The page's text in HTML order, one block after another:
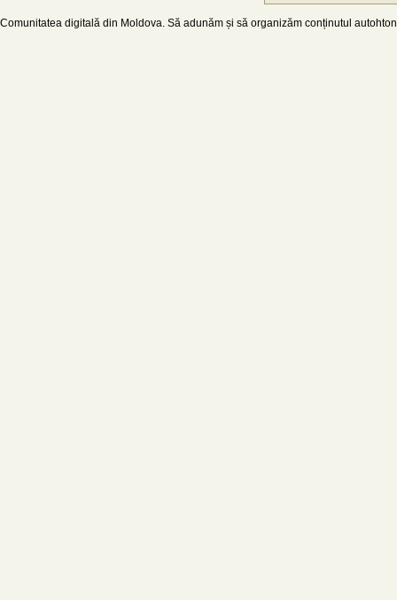
Comunitatea digitală din Moldova. Să adunăm și să organizăm conținutul